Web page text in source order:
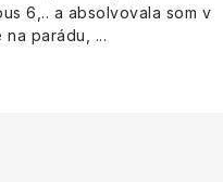
6,.. a absolvovala som v
parádu, ...